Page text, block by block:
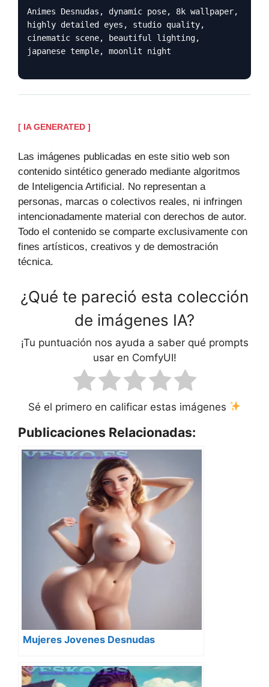
Animes Desnudas, dynamic pose, 8k wallpaper,
highly detailed eyes, studio quality,
cinematic scene, beautiful lighting,
japanese temple, moonlit night
[ IA GENERATED ]
Las imágenes publicadas en este sitio web son
contenido sintético generado mediante algoritmos
de Inteligencia Artificial. No representan a
personas, marcas o colectivos reales, ni infringen
intencionadamente material con derechos de autor.
Todo el contenido se comparte exclusivamente con
fines artísticos, creativos y de demostración
técnica.
¿Qué te pareció esta colección
de imágenes IA?
¡Tu puntuación nos ayuda a saber qué prompts
usar en ComfyUI!
Sé el primero en calificar estas imágenes
Publicaciones Relacionadas:
Mujeres Jovenes Desnudas